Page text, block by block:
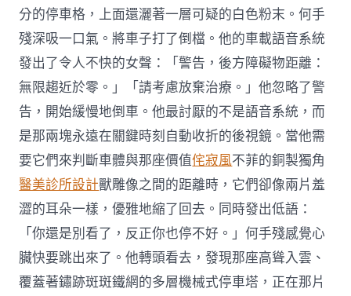
分的停車格，上面還灑著一層可疑的白色粉末。何手
殘深吸一口氣。將車子打了倒檔。他的車載語音系統
發出了令人不快的女聲：「警告，後方障礙物距離：
無限趨近於零。」「請考慮放棄治療。」他忽略了警
告，開始緩慢地倒車。他最討厭的不是語音系統，而
是那兩塊永遠在關鍵時刻自動收折的後視鏡。當他需
要它們來判斷車體與那座價值侘寂風不菲的銅製獨角
醫美診所設計獸雕像之間的距離時，它們卻像兩片羞
澀的耳朵一樣，優雅地縮了回去。同時發出低語：
「你還是別看了，反正你也停不好。」何手殘感覺心
臟快要跳出來了。他轉頭看去，發現那座高聳入雲、
覆蓋著鏽跡斑斑鐵網的多層機械式停車塔，正在那片